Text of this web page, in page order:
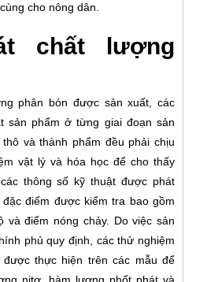
cho nông dân.
chất lượng
phân bón được sản xuất, các
sản phẩm ở từng giai đoạn sản
và thành phẩm đều phải chịu
vật lý và hóa học để cho thấy
thông số kỹ thuật được phát
điểm được kiểm tra bao gồm
và điểm nóng chảy. Do việc sản
phủ quy định, các thử nghiệm
được thực hiện trên các mẫu để